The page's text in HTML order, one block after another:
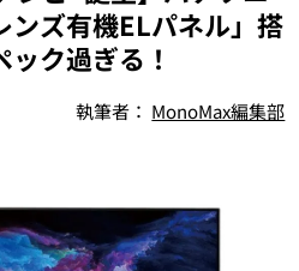
ンズ有機ELパネル」搭
ク過ぎる！
執筆者： MonoMax編集部